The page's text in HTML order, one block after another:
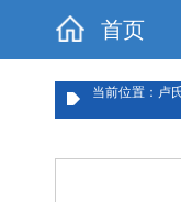
首页
当前位置：卢